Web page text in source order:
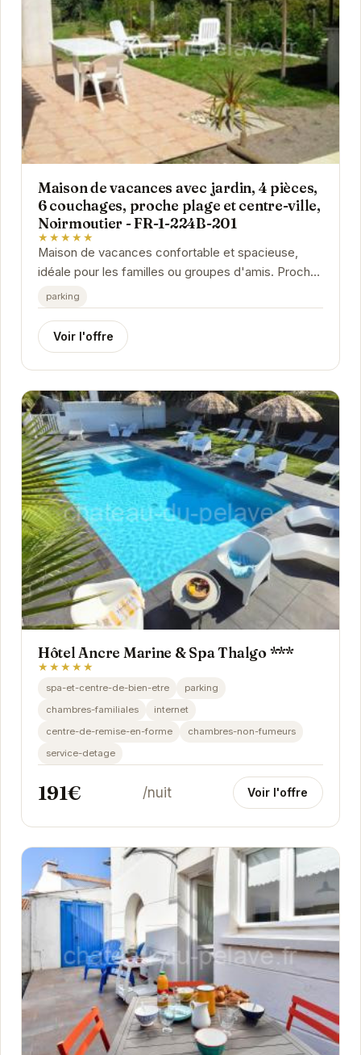
Maison de vacances avec jardin, 4 pièces,
6 couchages, proche plage et centre-ville,
Noirmoutier - FR-1-224B-201
★★★★★
Maison de vacances confortable et spacieuse,
idéale pour les familles ou groupes d'amis. Proche
de la plage et du centre-ville, elle offre un accès...
parking
Voir l'offre
Hôtel Ancre Marine & Spa Thalgo ***
★★★★★
spa-et-centre-de-bien-etre
parking
chambres-familiales
internet
centre-de-remise-en-forme
chambres-non-fumeurs
service-detage
191€ /nuit Voir l'offre